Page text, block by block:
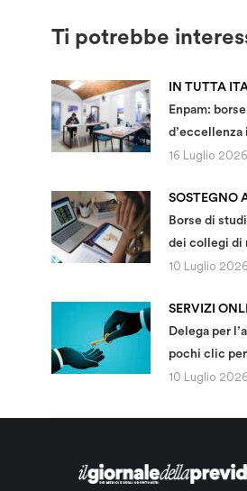
Ti potrebbe
IN TUTTA
Enpam:
d’eccellenza
16 Luglio 2026
SOSTEGNO
Borse di
dei collegi di
10 Luglio 2026
SERVIZI
Delega per
pochi clic
10 Luglio 2026